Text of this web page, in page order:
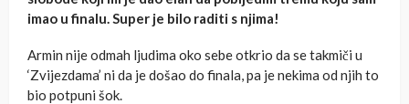
imao u finalu. Super je bilo raditi s njima!
Armin nije odmah ljudima oko sebe otkrio da se takmiči u
‘Zvijezdama’ ni da je došao do finala, pa je nekima od njih to
bio potpuni šok.